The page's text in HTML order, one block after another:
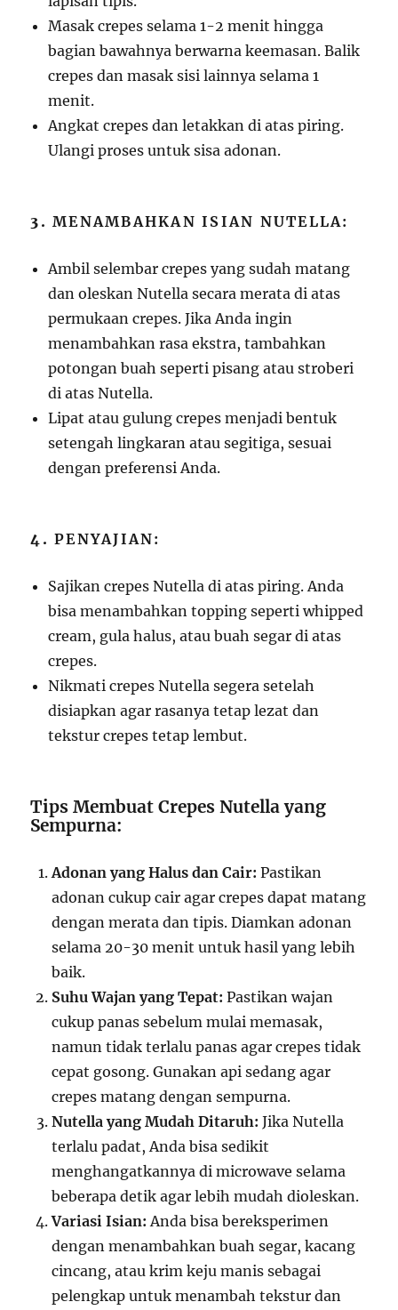
Masak crepes selama 1-2 menit hingga
bagian bawahnya berwarna keemasan. Balik
crepes dan masak sisi lainnya selama 1
menit.
Angkat crepes dan letakkan di atas piring.
Ulangi proses untuk sisa adonan.
3.MENAMBAHKAN ISIAN NUTELLA:
Ambil selembar crepes yang sudah matang
dan oleskan Nutella secara merata di atas
permukaan crepes. Jika Anda ingin
menambahkan rasa ekstra, tambahkan
potongan buah seperti pisang atau stroberi
di atas Nutella.
Lipat atau gulung crepes menjadi bentuk
setengah lingkaran atau segitiga, sesuai
dengan preferensi Anda.
4.PENYAJIAN:
Sajikan crepes Nutella di atas piring. Anda
bisa menambahkan topping seperti whipped
cream, gula halus, atau buah segar di atas
crepes.
Nikmati crepes Nutella segera setelah
disiapkan agar rasanya tetap lezat dan
tekstur crepes tetap lembut.
Tips Membuat Crepes Nutella yang
Sempurna:
Adonan yang Halus dan Cair: Pastikan
adonan cukup cair agar crepes dapat matang
dengan merata dan tipis. Diamkan adonan
selama 20-30 menit untuk hasil yang lebih
baik.
Suhu Wajan yang Tepat: Pastikan wajan
cukup panas sebelum mulai memasak,
namun tidak terlalu panas agar crepes tidak
cepat gosong. Gunakan api sedang agar
crepes matang dengan sempurna.
Nutella yang Mudah Ditaruh: Jika Nutella
terlalu padat, Anda bisa sedikit
menghangatkannya di microwave selama
beberapa detik agar lebih mudah dioleskan.
Variasi Isian: Anda bisa bereksperimen
dengan menambahkan buah segar, kacang
cincang, atau krim keju manis sebagai
pelengkap untuk menambah tekstur dan